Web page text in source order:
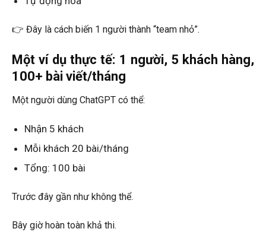
👉 Đây là cách biến 1 người thành “team nhỏ”.
Một ví dụ thực tế: 1 người, 5 khách hàng,
100+ bài viết/tháng
Một người dùng ChatGPT có thể:
Nhận 5 khách
Mỗi khách 20 bài/tháng
Tổng: 100 bài
Trước đây gần như không thể.
Bây giờ hoàn toàn khả thi.